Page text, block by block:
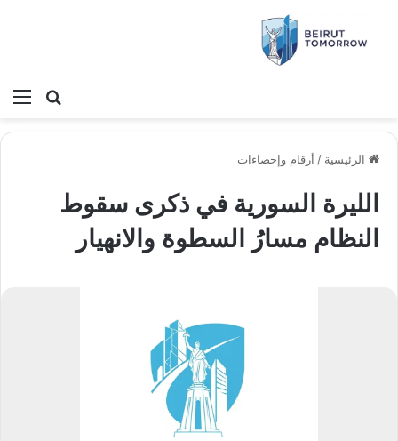
بحث
الرئيسية / أرقام وإحصاءات
الليرة السورية في ذكرى سقوط
النظام مسارُ السطوة والانهيار